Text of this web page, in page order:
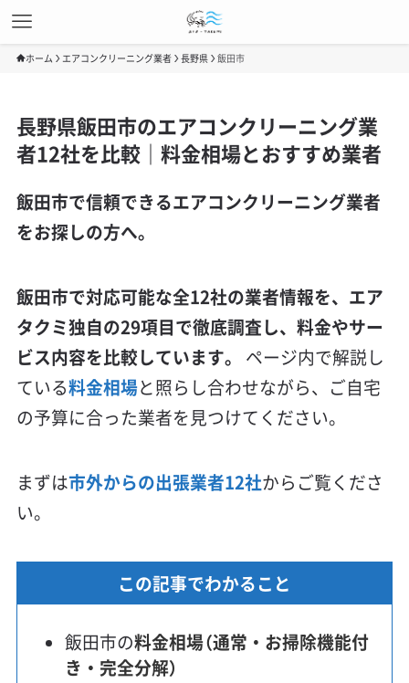
ホーム エアコンクリーニング業者 長野県 飯田市
長野県飯田市のエアコンクリーニング業
者12社を比較｜料金相場とおすすめ業者
飯田市で信頼できるエアコンクリーニング業者
をお探しの方へ。
飯田市で対応可能な全12社の業者情報を、エア
タクミ独自の29項目で徹底調査し、料金やサー
ビス内容を比較しています。
ページ内で解説し
ている料金相場と照らし合わせながら、ご自宅
の予算に合った業者を見つけてください。
まずは市外からの出張業者12社からご覧くださ
い。
この記事でわかること
飯田市の料金相場（通常・お掃除機能付
き・完全分解）